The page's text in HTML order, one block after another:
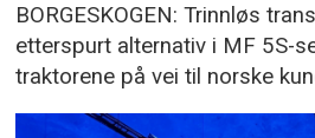
BORGESKOGEN: Trinnløs
etterspurt alternativ i MF 5S-
traktorene på vei til norske